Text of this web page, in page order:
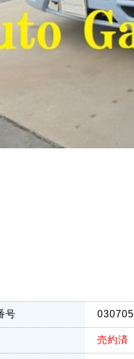
号 030705
売約済